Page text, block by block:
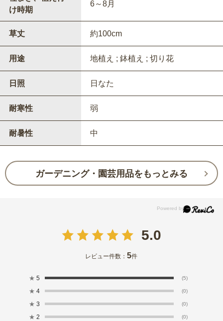
け時期
6～8月
草丈 約100cm
用途 地植え ; 鉢植え ; 切り花
日照 日なた
耐寒性 弱
耐暑性 中
ガーデニング・園芸用品をもっとみる
5.0
レビュー件数：5件
★ 5 (5)
★ 4 (0)
★ 3 (0)
★ 2 (0)